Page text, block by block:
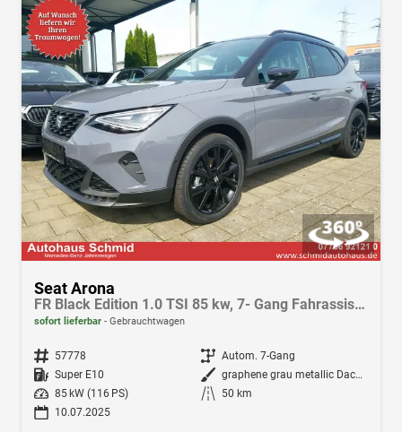
Seat Arona
FR Black Edition 1.0 TSI 85 kw, 7- Gang Fahrassis.-Paket, Winterpak., Klima, Navi, LED, Android Auto, Apple CarPlay
sofort lieferbar Gebrauchtwagen
Fahrzeugnr. 57778 Getriebe Autom. 7-Gang
Kraftstoff Super E10 Außenfarbe
graphene grau metallic Dach schwarz
Leistung
85 kW (116 PS) Kilometerstand
50 km
10.07.2025